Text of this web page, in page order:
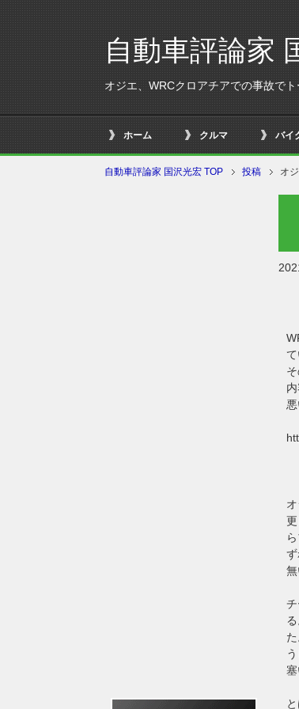
自動車評論家
オジエ、WRCクロアチアでの事故で
ホーム クルマ バイ
自動車評論家 国沢光宏 TOP 投稿 オ